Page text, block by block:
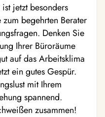
jetzt besonders
begehrten Berater
Denken Sie
Ihrer Büroräume
auf das Arbeitsklima
ein gutes Gespür.
mit Ihrem
spannend.
zusammen!